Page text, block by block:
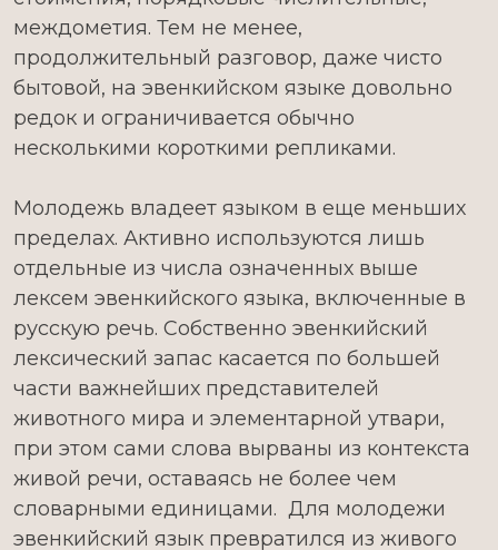
междометия. Тем не менее,
продолжительный разговор, даже чисто
бытовой, на эвенкийском языке довольно
редок и ограничивается обычно
несколькими короткими репликами.
Молодежь владеет языком в еще меньших
пределах. Активно используются лишь
отдельные из числа означенных выше
лексем эвенкийского языка, включенные в
русскую речь. Собственно эвенкийский
лексический запас касается по большей
части важнейших представителей
животного мира и элементарной утвари,
при этом сами слова вырваны из контекста
живой речи, оставаясь не более чем
словарными единицами. Для молодежи
эвенкийский язык превратился из живого